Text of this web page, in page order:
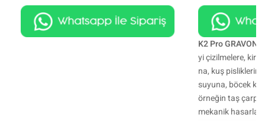
K2 Pro GRAVON
yi çizilmelere, kire,
na, kuş
suyuna, böcek
örneğin taş
mekanik